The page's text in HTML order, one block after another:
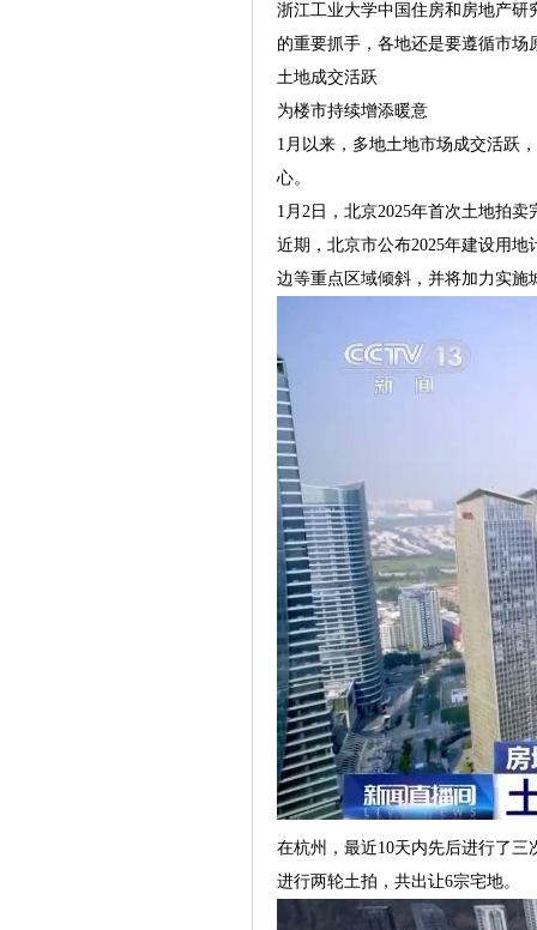
浙江工业大学中国住房和房地产
的重要抓手，各地还是要遵循市
土地成交活跃
为楼市持续增添暖意
1月以来，多地土地市场成交活跃
心。
1月2日，北京2025年首次土地拍
近期，北京市公布2025年建设用
边等重点区域倾斜，并将加力实
在杭州，最近10天内先后进行了三
进行两轮土拍，共出让6宗宅地。